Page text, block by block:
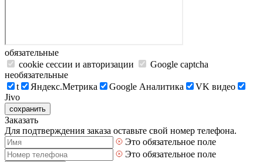
обязательные
cookie сессии и авторизации
Google captcha
необязательные
t
Яндекс.Метрика Google Аналитика
VK видео
Jivo
сохранить
Заказать
Для подтверждения заказа оставьте свой номер телефона.
Это обязательное поле
Это обязательное поле